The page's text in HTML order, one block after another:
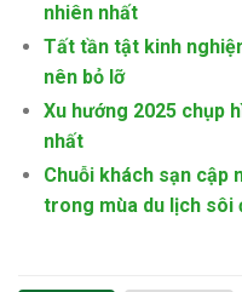
nhiên nhất
Tất tần tật kinh
nên bỏ lỡ
Xu hướng 2025 chụp
nhất
Chuỗi khách sạn cập
trong mùa du lịch sôi